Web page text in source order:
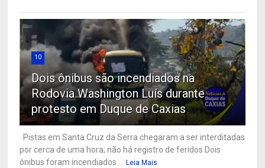
10
Dois ônibus são incendiados na
Rodovia Washington Luís durante
protesto em Duque de Caxias
Pistas em Santa Cruz da Serra chegaram a ser interditadas
por cerca de uma hora; não há registro de feridos Dois
ônibus foram incendiados ... Leia Mais